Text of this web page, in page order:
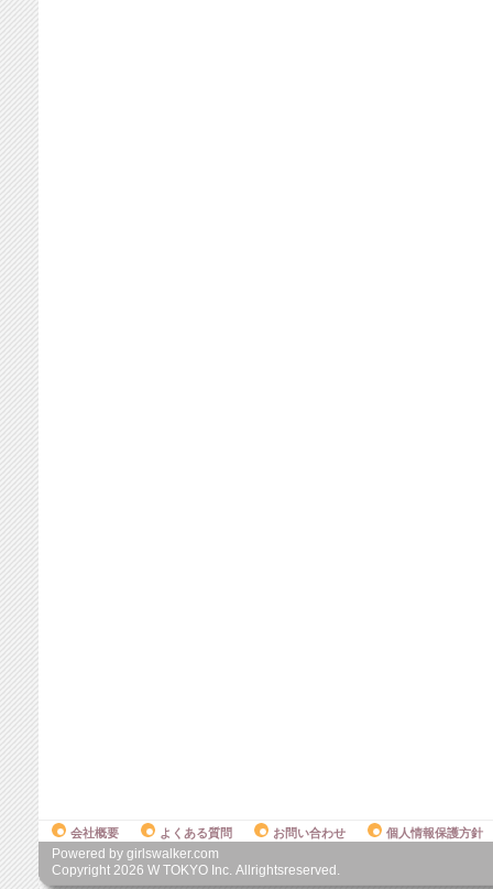
会社概要 よくある質問 お問い合わせ 個人情報保護方針
Powered by girlswalker.com
Copyright 2026 W TOKYO Inc. Allrightsreserved.